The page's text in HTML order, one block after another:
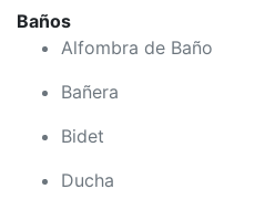
Baños
Alfombra de Baño
Bañera
Bidet
Ducha